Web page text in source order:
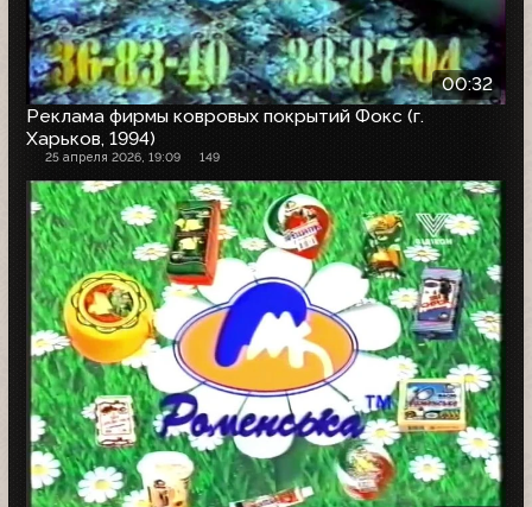
00:32
Реклама фирмы ковровых покрытий Фокс (г.
Харьков, 1994)
25 апреля 2026, 19:09 149